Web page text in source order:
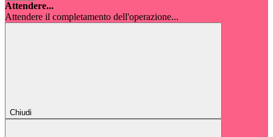
Attendere...
Attendere il completamento dell'operazione...
Chiudi